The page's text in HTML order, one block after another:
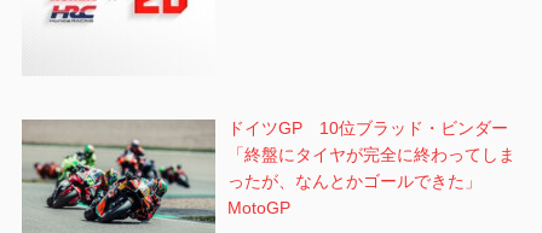
ドイツGP 10位ブラッド・ビンダー
「終盤にタイヤが完全に終わってしま
ったが、なんとかゴールできた」
MotoGP